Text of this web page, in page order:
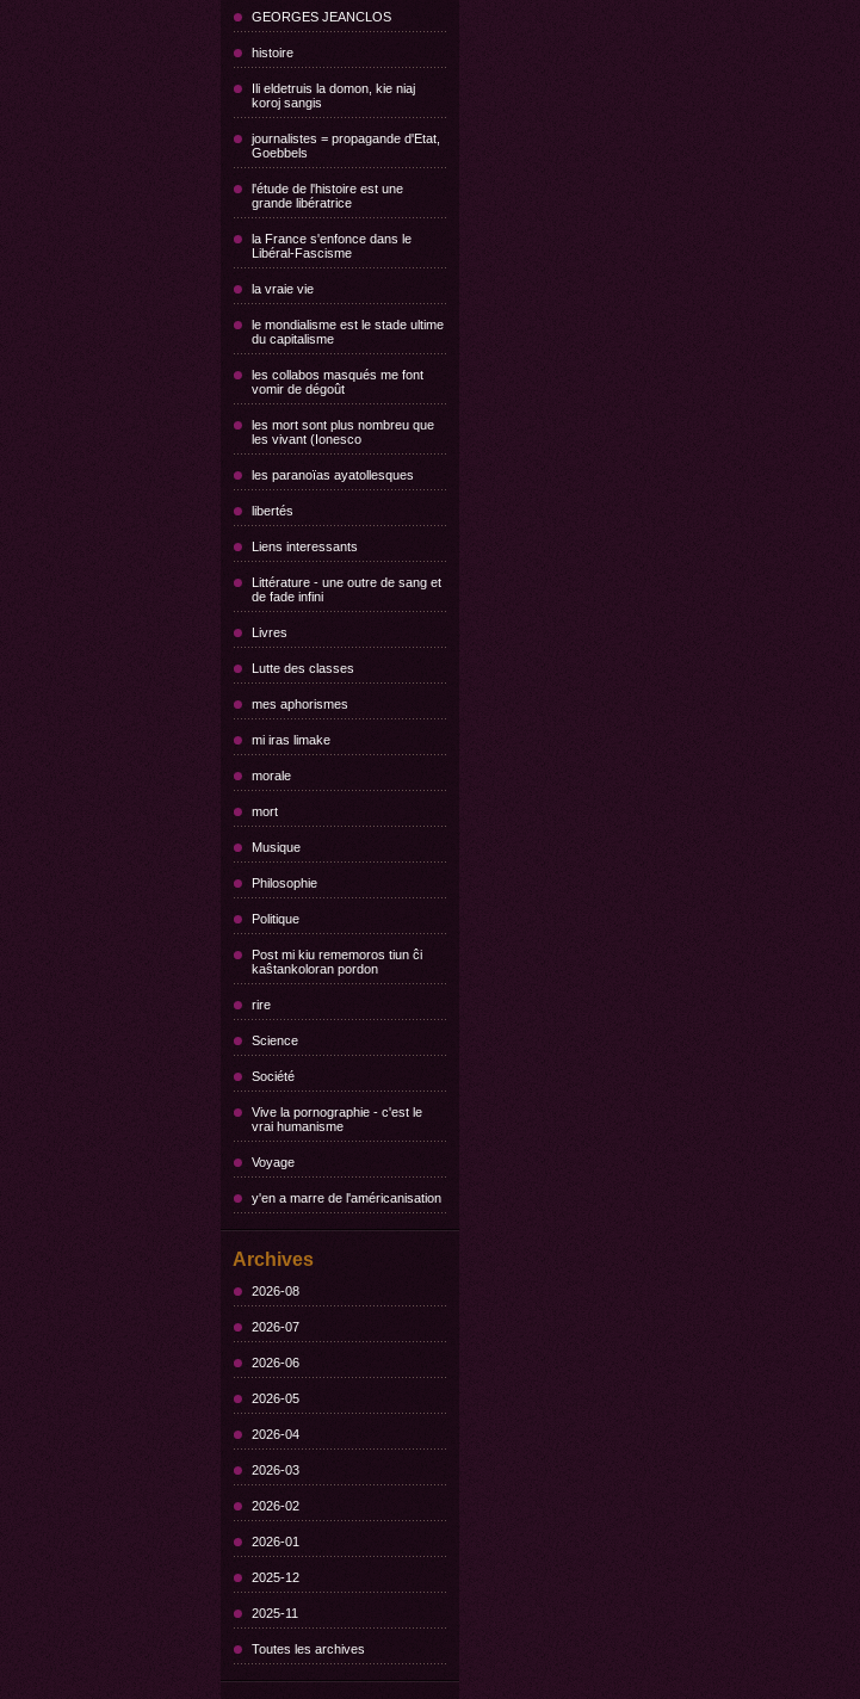
GEORGES JEANCLOS
histoire
Ili eldetruis la domon, kie niaj
koroj sangis
journalistes = propagande d'Etat,
Goebbels
l'étude de l'histoire est une
grande libératrice
la France s'enfonce dans le
Libéral-Fascisme
la vraie vie
le mondialisme est le stade ultime
du capitalisme
les collabos masqués me font
vomir de dégoût
les mort sont plus nombreu que
les vivant (Ionesco
les paranoïas ayatollesques
libertés
Liens interessants
Littérature - une outre de sang et
de fade infini
Livres
Lutte des classes
mes aphorismes
mi iras limake
morale
mort
Musique
Philosophie
Politique
Post mi kiu rememoros tiun ĉi
kaŝtankoloran pordon
rire
Science
Société
Vive la pornographie - c'est le
vrai humanisme
Voyage
y'en a marre de l'américanisation
Archives
2026-08
2026-07
2026-06
2026-05
2026-04
2026-03
2026-02
2026-01
2025-12
2025-11
Toutes les archives